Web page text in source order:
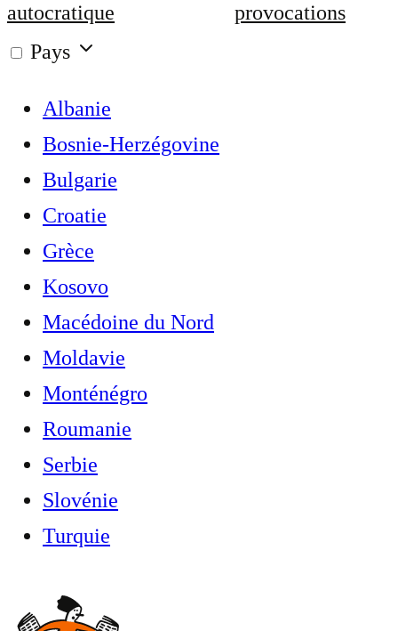
autocratique
provocations
Pays
Albanie
Bosnie-Herzégovine
Bulgarie
Croatie
Grèce
Kosovo
Macédoine du Nord
Moldavie
Monténégro
Roumanie
Serbie
Slovénie
Turquie